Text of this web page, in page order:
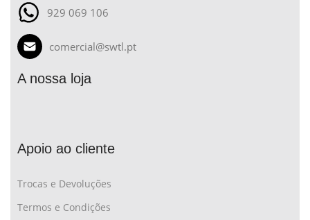
929 069 106
comercial@swtl.pt
A nossa loja
Apoio ao cliente
Trocas e Devoluções
Termos e Condições